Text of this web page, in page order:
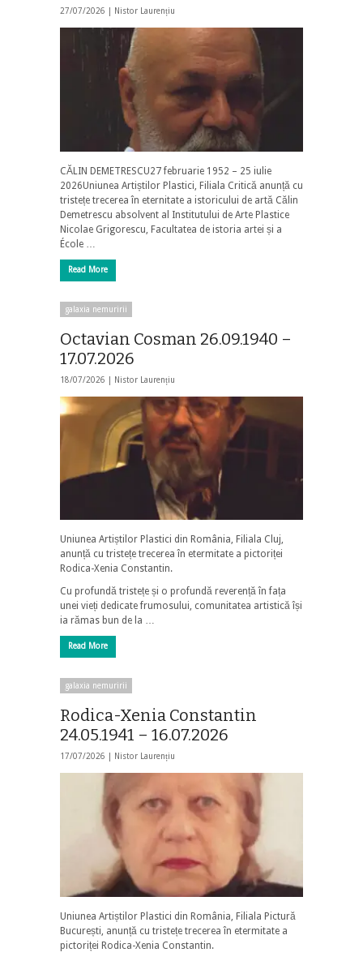
27/07/2026 | Nistor Laurențiu
CĂLIN DEMETRESCU27 februarie 1952 – 25 iulie
2026Uniunea Artiștilor Plastici, Filiala Critică anunță cu
tristețe trecerea în eternitate a istoricului de artă Călin
Demetrescu absolvent al Institutului de Arte Plastice
Nicolae Grigorescu, Facultatea de istoria artei și a
École …
Read More
galaxia nemuririi
Octavian Cosman 26.09.1940 –
17.07.2026
18/07/2026 | Nistor Laurențiu
Uniunea Artiștilor Plastici din România, Filiala Cluj,
anunță cu tristețe trecerea în etermitate a pictoriței
Rodica-Xenia Constantin.
Cu profundă tristețe și o profundă reverență în fața
unei vieți dedicate frumosului, comunitatea artistică își
ia rămas bun de la …
Read More
galaxia nemuririi
Rodica-Xenia Constantin
24.05.1941 – 16.07.2026
17/07/2026 | Nistor Laurențiu
Uniunea Artiștilor Plastici din România, Filiala Pictură
București, anunță cu tristețe trecerea în etermitate a
pictoriței Rodica-Xenia Constantin.